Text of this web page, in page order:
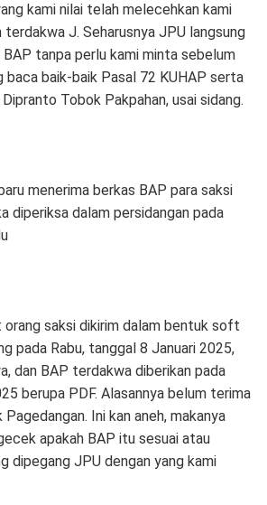
kami nilai telah melecehkan kami
terdakwa J. Seharusnya JPU langsung
tanpa perlu kami minta sebelum
baca baik-baik Pasal 72 KUHAP serta
Tobok Pakpahan, usai sidang.
menerima berkas BAP para saksi
diperiksa dalam persidangan pada
orang saksi dikirim dalam bentuk soft
pada Rabu, tanggal 8 Januari 2025,
dan BAP terdakwa diberikan pada
berupa PDF. Alasannya belum terima
Ini kan aneh, makanya
apakah BAP itu sesuai atau
dipegang JPU dengan yang kami